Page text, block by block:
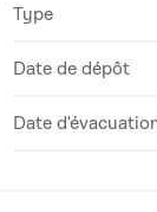
Type
Date de dépôt
Date